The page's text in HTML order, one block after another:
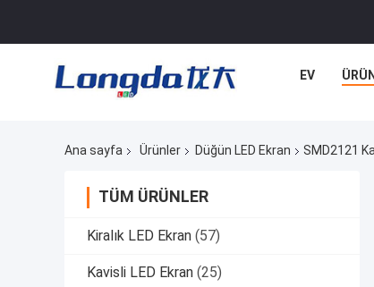
EV
Ana sayfa Ürünler Düğün LED Ekran SMD2121
TÜM ÜRÜNLER
Kiralık LED Ekran (57)
Kavisli LED Ekran (25)